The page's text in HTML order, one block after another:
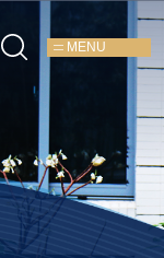
MENU